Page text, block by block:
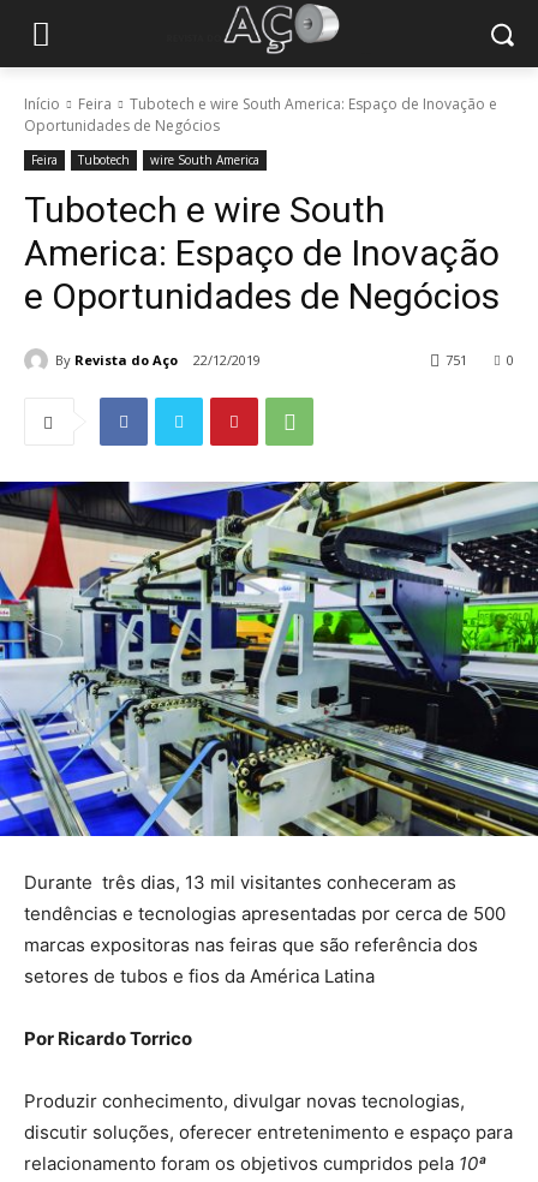
Início Feira
Tubotech e wire South America: Espaço de Inovação e
Oportunidades de Negócios
Feira Tubotech wire South America
Tubotech e wire South
America: Espaço de Inovação
e Oportunidades de Negócios
By Revista do Aço 22/12/2019 0
751
Durante três dias, 13 mil visitantes conheceram as
tendências e tecnologias apresentadas por cerca de 500
marcas expositoras nas feiras que são referência dos
setores de tubos e fios da América Latina
Por Ricardo Torrico
Produzir conhecimento, divulgar novas tecnologias,
discutir soluções, oferecer entretenimento e espaço para
relacionamento foram os objetivos cumpridos pela 10ª